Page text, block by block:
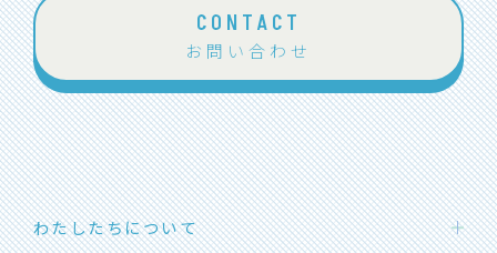
CONTACT
お問い合わせ
わたしたちについて